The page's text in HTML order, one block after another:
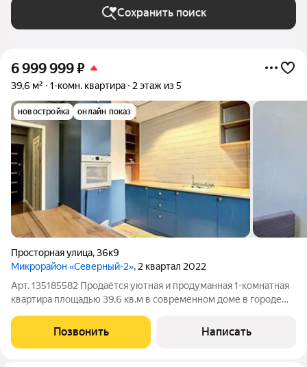
Сохранить поиск
6 999 999₽
39,6 м² 1-комн. квартира 2 этаж из 5
новостройка онлайн показ
Просторная улица,36к9
Микрорайон «Северный-2», 2 квартал 2022
Арт. 135185582 Продаётся уютная и продуманная 1-комнатная
квартира площадью 39,6 кв.м в современном доме в городе
строить свою жизнь. Это не просто квартира это настоящее
пространство комфорта
Позвонить Написать